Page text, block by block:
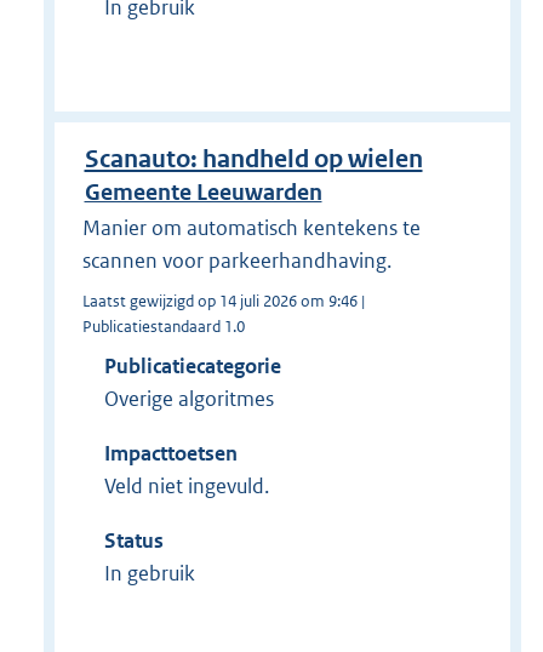
In gebruik
Scanauto: handheld op wielen
Gemeente Leeuwarden
Manier om automatisch kentekens te
scannen voor parkeerhandhaving.
Laatst gewijzigd op 14 juli 2026 om 9:46 |
Publicatiestandaard 1.0
Publicatiecategorie
Overige algoritmes
Impacttoetsen
Veld niet ingevuld.
Status
In gebruik